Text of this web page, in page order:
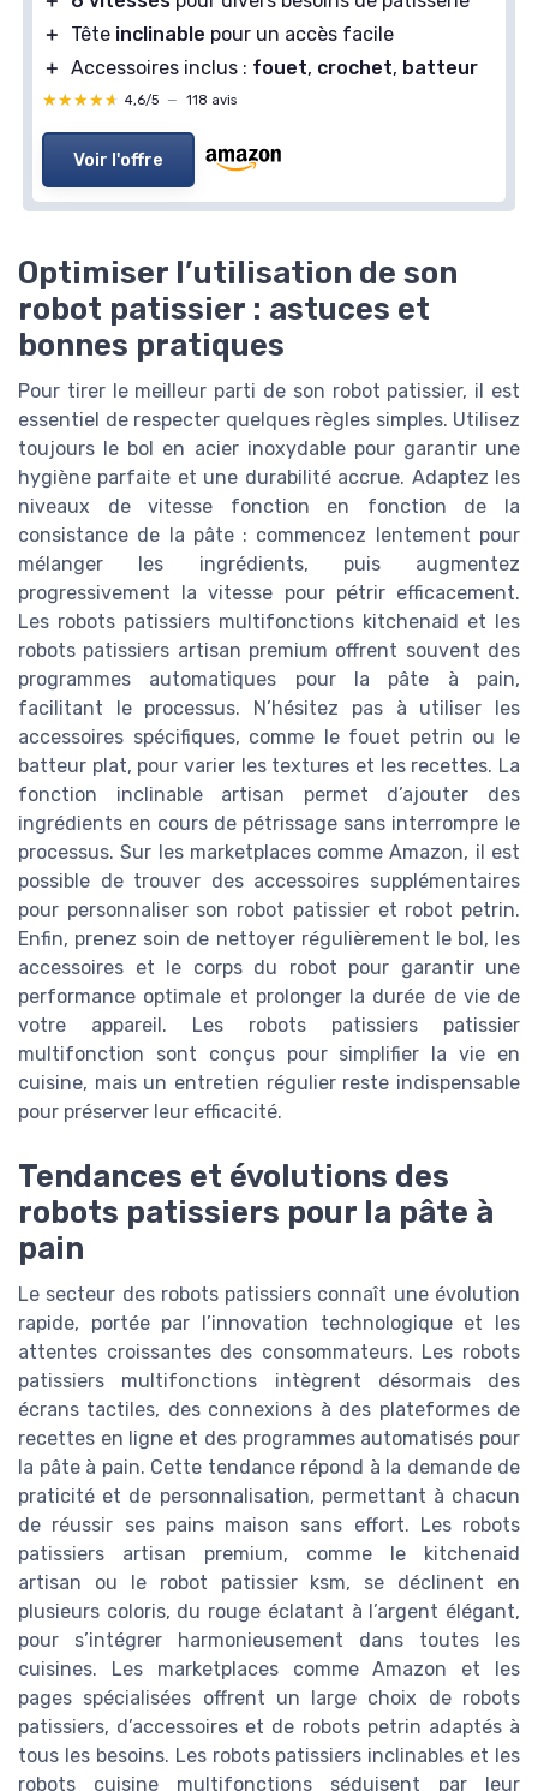
＋
Tête inclinable pour un accès facile
＋ Accessoires inclus : fouet, crochet, batteur
★★★★★
★★★★★ 4,6/5 — 118 avis
Voir l'offre
Optimiser l’utilisation de son
robot patissier : astuces et
bonnes pratiques
Pour tirer le meilleur parti de son robot patissier, il est
essentiel de respecter quelques règles simples. Utilisez
toujours le bol en acier inoxydable pour garantir une
hygiène parfaite et une durabilité accrue. Adaptez les
niveaux de vitesse fonction en fonction de la
consistance de la pâte : commencez lentement pour
mélanger les ingrédients, puis augmentez
progressivement la vitesse pour pétrir efficacement.
Les robots patissiers multifonctions kitchenaid et les
robots patissiers artisan premium offrent souvent des
programmes automatiques pour la pâte à pain,
facilitant le processus. N’hésitez pas à utiliser les
accessoires spécifiques, comme le fouet petrin ou le
batteur plat, pour varier les textures et les recettes. La
fonction inclinable artisan permet d’ajouter des
ingrédients en cours de pétrissage sans interrompre le
processus. Sur les marketplaces comme Amazon, il est
possible de trouver des accessoires supplémentaires
pour personnaliser son robot patissier et robot petrin.
Enfin, prenez soin de nettoyer régulièrement le bol, les
accessoires et le corps du robot pour garantir une
performance optimale et prolonger la durée de vie de
votre appareil. Les robots patissiers patissier
multifonction sont conçus pour simplifier la vie en
cuisine, mais un entretien régulier reste indispensable
pour préserver leur efficacité.
Tendances et évolutions des
robots patissiers pour la pâte à
pain
Le secteur des robots patissiers connaît une évolution
rapide, portée par l’innovation technologique et les
attentes croissantes des consommateurs. Les robots
patissiers multifonctions intègrent désormais des
écrans tactiles, des connexions à des plateformes de
recettes en ligne et des programmes automatisés pour
la pâte à pain. Cette tendance répond à la demande de
praticité et de personnalisation, permettant à chacun
de réussir ses pains maison sans effort. Les robots
patissiers artisan premium, comme le kitchenaid
artisan ou le robot patissier ksm, se déclinent en
plusieurs coloris, du rouge éclatant à l’argent élégant,
pour s’intégrer harmonieusement dans toutes les
cuisines. Les marketplaces comme Amazon et les
pages spécialisées offrent un large choix de robots
patissiers, d’accessoires et de robots petrin adaptés à
tous les besoins. Les robots patissiers inclinables et les
robots cuisine multifonctions séduisent par leur